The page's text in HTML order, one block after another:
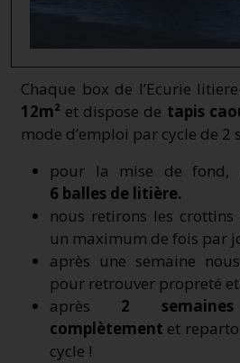
Chaque box de l’Ecurie
12m² et dispose de tapis
mode d’emploi par cycle de 2
pour la mise de fond,
6 balles de litière.
nous retirons les
un maximum de fois par
après une semaine
pour retrouver propreté
après 2
complètement et
cycle !